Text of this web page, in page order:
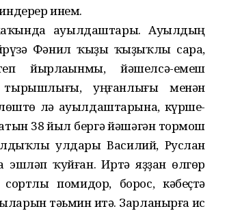
инем.
ауылдаштары. Ауылдың
Фәнил ҡыҙы ҡыҙыҡлы сара,
йырлаһынмы, йәшелсә-емеш
тырышлығы, уңғанлығы менән
лә ауылдаштарына, күрше-
38 йыл бергә йәшәгән тормош
улдары Василий, Руслан
ҡуйған. Иртә яҙҙан өлгөр
помидор, борос, кәбеҫтә
тәьмин итә. Зарланырға һис